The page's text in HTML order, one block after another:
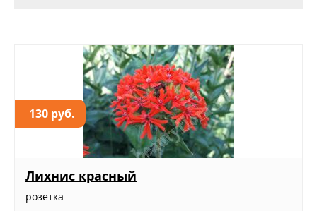
130 руб.
Лихнис красный
розетка